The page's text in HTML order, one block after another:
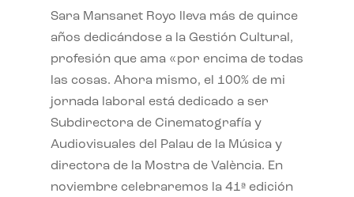
Sara Mansanet Royo lleva más de quince
años dedicándose a la Gestión Cultural,
profesión que ama «por encima de todas
las cosas. Ahora mismo, el 100% de mi
jornada laboral está dedicado a ser
Subdirectora de Cinematografía y
Audiovisuales del Palau de la Música y
directora de la Mostra de València. En
noviembre celebraremos la 41ª edición